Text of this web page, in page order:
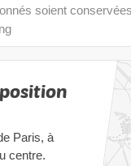
soient
Paris, à
centre.